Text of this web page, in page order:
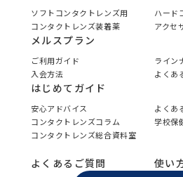
ソフトコンタクトレンズ用
ハード
コンタクトレンズ装着薬
アクセ
メルスプラン
ご利用ガイド
ライン
入会方法
よくあ
はじめてガイド
安心アドバイス
よくあ
コンタクトレンズコラム
学校保
コンタクトレンズ総合資料室
よくあるご質問 使い